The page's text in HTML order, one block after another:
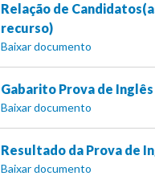
Relação de
recurso)
Baixar documento
Gabarito Prova de Inglês
Baixar documento
Resultado da Prova de
Baixar documento